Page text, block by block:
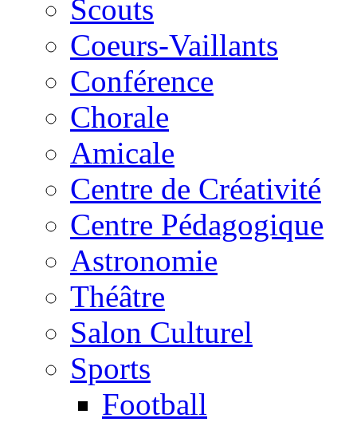
Scouts
Coeurs-Vaillants
Conférence
Chorale
Amicale
Centre de Créativité
Centre Pédagogique
Astronomie
Théâtre
Salon Culturel
Sports
Football